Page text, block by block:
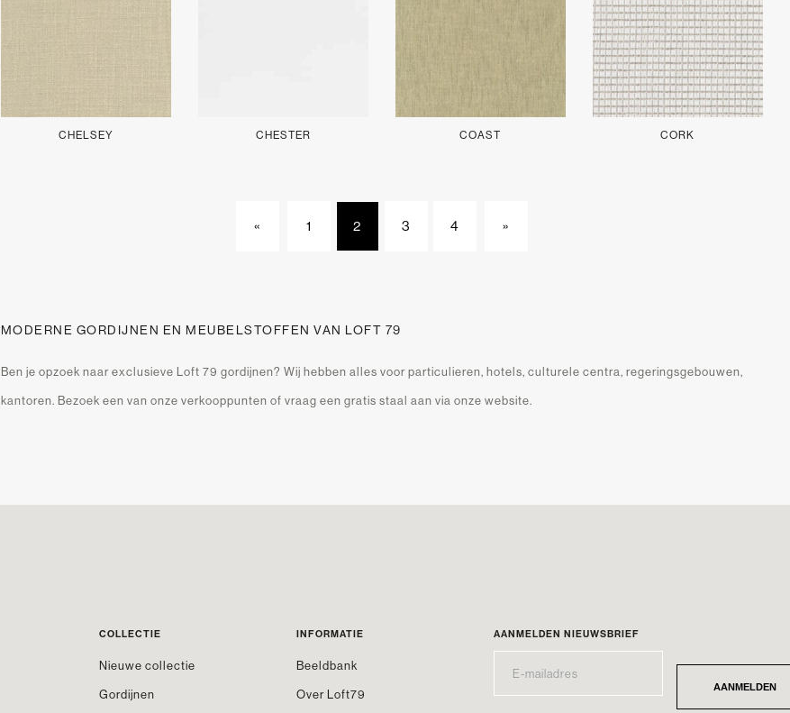
CHELSEY CHESTER COAST CORK
« 1 2 3 4 »
MODERNE GORDIJNEN EN MEUBELSTOFFEN VAN LOFT 79
Ben je opzoek naar exclusieve Loft 79 gordijnen? Wij hebben alles voor particulieren, hotels, culturele centra, regeringsgebouwen,
kantoren. Bezoek een van onze verkooppunten of vraag een gratis staal aan via onze website.
COLLECTIE
Nieuwe collectie
Gordijnen
INFORMATIE
Beeldbank
Over Loft79
AANMELDEN NIEUWSBRIEF
* AANMELDEN